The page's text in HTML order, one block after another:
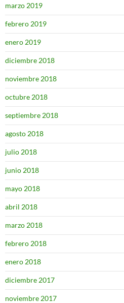
marzo 2019
febrero 2019
enero 2019
diciembre 2018
noviembre 2018
octubre 2018
septiembre 2018
agosto 2018
julio 2018
junio 2018
mayo 2018
abril 2018
marzo 2018
febrero 2018
enero 2018
diciembre 2017
noviembre 2017